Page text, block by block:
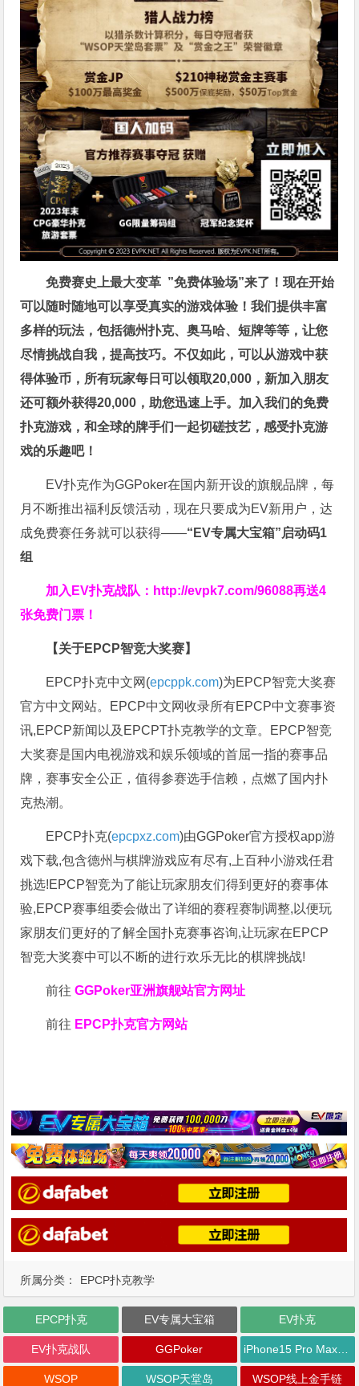
所属分类： EPCP扑克教学
免费赛史上最大变革 ”免费体验场”来了！现在开始
可以随时随地可以享受真实的游戏体验！我们提供丰富
多样的玩法，包括德州扑克、奥马哈、短牌等等，让您
尽情挑战自我，提高技巧。不仅如此，可以从游戏中获
得体验币，所有玩家每日可以领取20,000，新加入朋友
还可额外获得20,000，助您迅速上手。 加入我们的免费
扑克游戏，和全球的牌手们一起切磋技艺，感受扑克游
戏的乐趣吧！
EV扑克作为GGPoker在国内新开设的旗舰品牌，每
月不断推出福利反馈活动，现在只要成为EV新用户，达
成免费赛任务就可以获得——“EV专属大宝箱”启动码1
组
加入EV扑克战队： http://evpk7.com/96088再送4
张免费门票！
【关于EPCP智竞大奖赛】
EPCP扑克中文网(epcppk.com)为EPCP智竞大奖赛
官方中文网站。EPCP中文网收录所有EPCP中文赛事资
讯,EPCP新闻以及EPCPT扑克教学的文章。EPCP智竞
大奖赛是国内电视游戏和娱乐领域的首屈一指的赛事品
牌，赛事安全公正，值得参赛选手信赖，点燃了国内扑
克热潮。
EPCP扑克(epcpxz.com)由GGPoker官方授权app游
戏下载,包含德州与棋牌游戏应有尽有,上百种小游戏任君
挑选!EPCP智竞为了能让玩家朋友们得到更好的赛事体
验,EPCP赛事组委会做出了详细的赛程赛制调整,以便玩
家朋友们更好的了解全国扑克赛事咨询,让玩家在EPCP
智竞大奖赛中可以不断的进行欢乐无比的棋牌挑战!
前往GGPoker亚洲旗舰站官方网址
前往 EPCP扑克官方网站
EPCP扑克 EV专属大宝箱 EV扑克
EV扑克战队 GGPoker iPhone15 Pro Max无限量赠送
WSOP WSOP天堂岛 WSOP线上金手链